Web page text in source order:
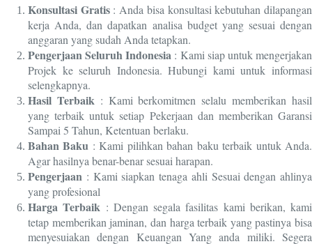
Konsultasi Gratis: Anda bisa konsultasi kebutuhan dilapangan
kerja Anda, dan dapatkan analisa budget yang sesuai dengan
anggaran yang sudah Anda tetapkan.
Pengerjaan Seluruh Indonesia : Kami siap untuk mengerjakan
Projek ke seluruh Indonesia. Hubungi kami untuk informasi
selengkapnya.
Hasil Terbaik : Kami berkomitmen selalu memberikan hasil
yang terbaik untuk setiap Pekerjaan dan memberikan Garansi
Sampai 5 Tahun, Ketentuan berlaku.
Bahan Baku : Kami pilihkan bahan baku terbaik untuk Anda.
Agar hasilnya benar-benar sesuai harapan.
Pengerjaan : Kami siapkan tenaga ahli Sesuai dengan ahlinya
yang profesional
Harga Terbaik : Dengan segala fasilitas kami berikan, kami
tetap memberikan jaminan, dan harga terbaik yang pastinya bisa
menyesuiakan dengan Keuangan Yang anda miliki. Segera